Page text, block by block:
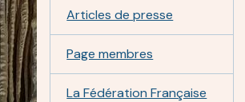
Articles de presse
Page membres
La Fédération Française